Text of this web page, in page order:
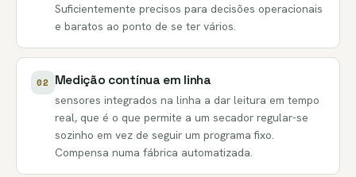
Suficientemente precisos para decisões operacionais
e baratos ao ponto de se ter vários.
02 Medição contínua em linha
sensores integrados na linha a dar leitura em tempo
real, que é o que permite a um secador regular-se
sozinho em vez de seguir um programa fixo.
Compensa numa fábrica automatizada.